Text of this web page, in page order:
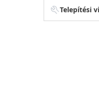
Telepítési